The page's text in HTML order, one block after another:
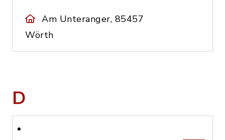
Am Unteranger, 85457
Wörth
D